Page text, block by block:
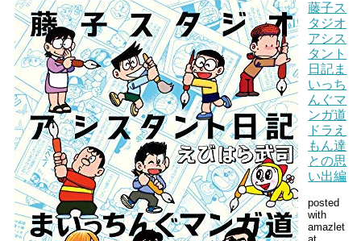
藤子ス
タジオ
アシス
タント
日記ま
いっち
んぐマ
ンガ道
ドラえ
もん達
との思
い出編
posted
with
amazlet